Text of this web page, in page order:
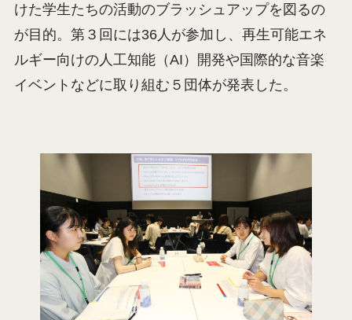
けた学生たちの活動のブラッシュアップを図るの
が目的。第３回には36人が参加し、再生可能エネ
ルギー向けの人工知能（AI）開発や国際的な音楽
イベントなどに取り組む５団体が発表した。